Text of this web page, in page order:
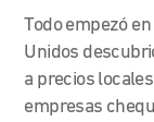
Todo empezó
Unidos
a precios
empresas